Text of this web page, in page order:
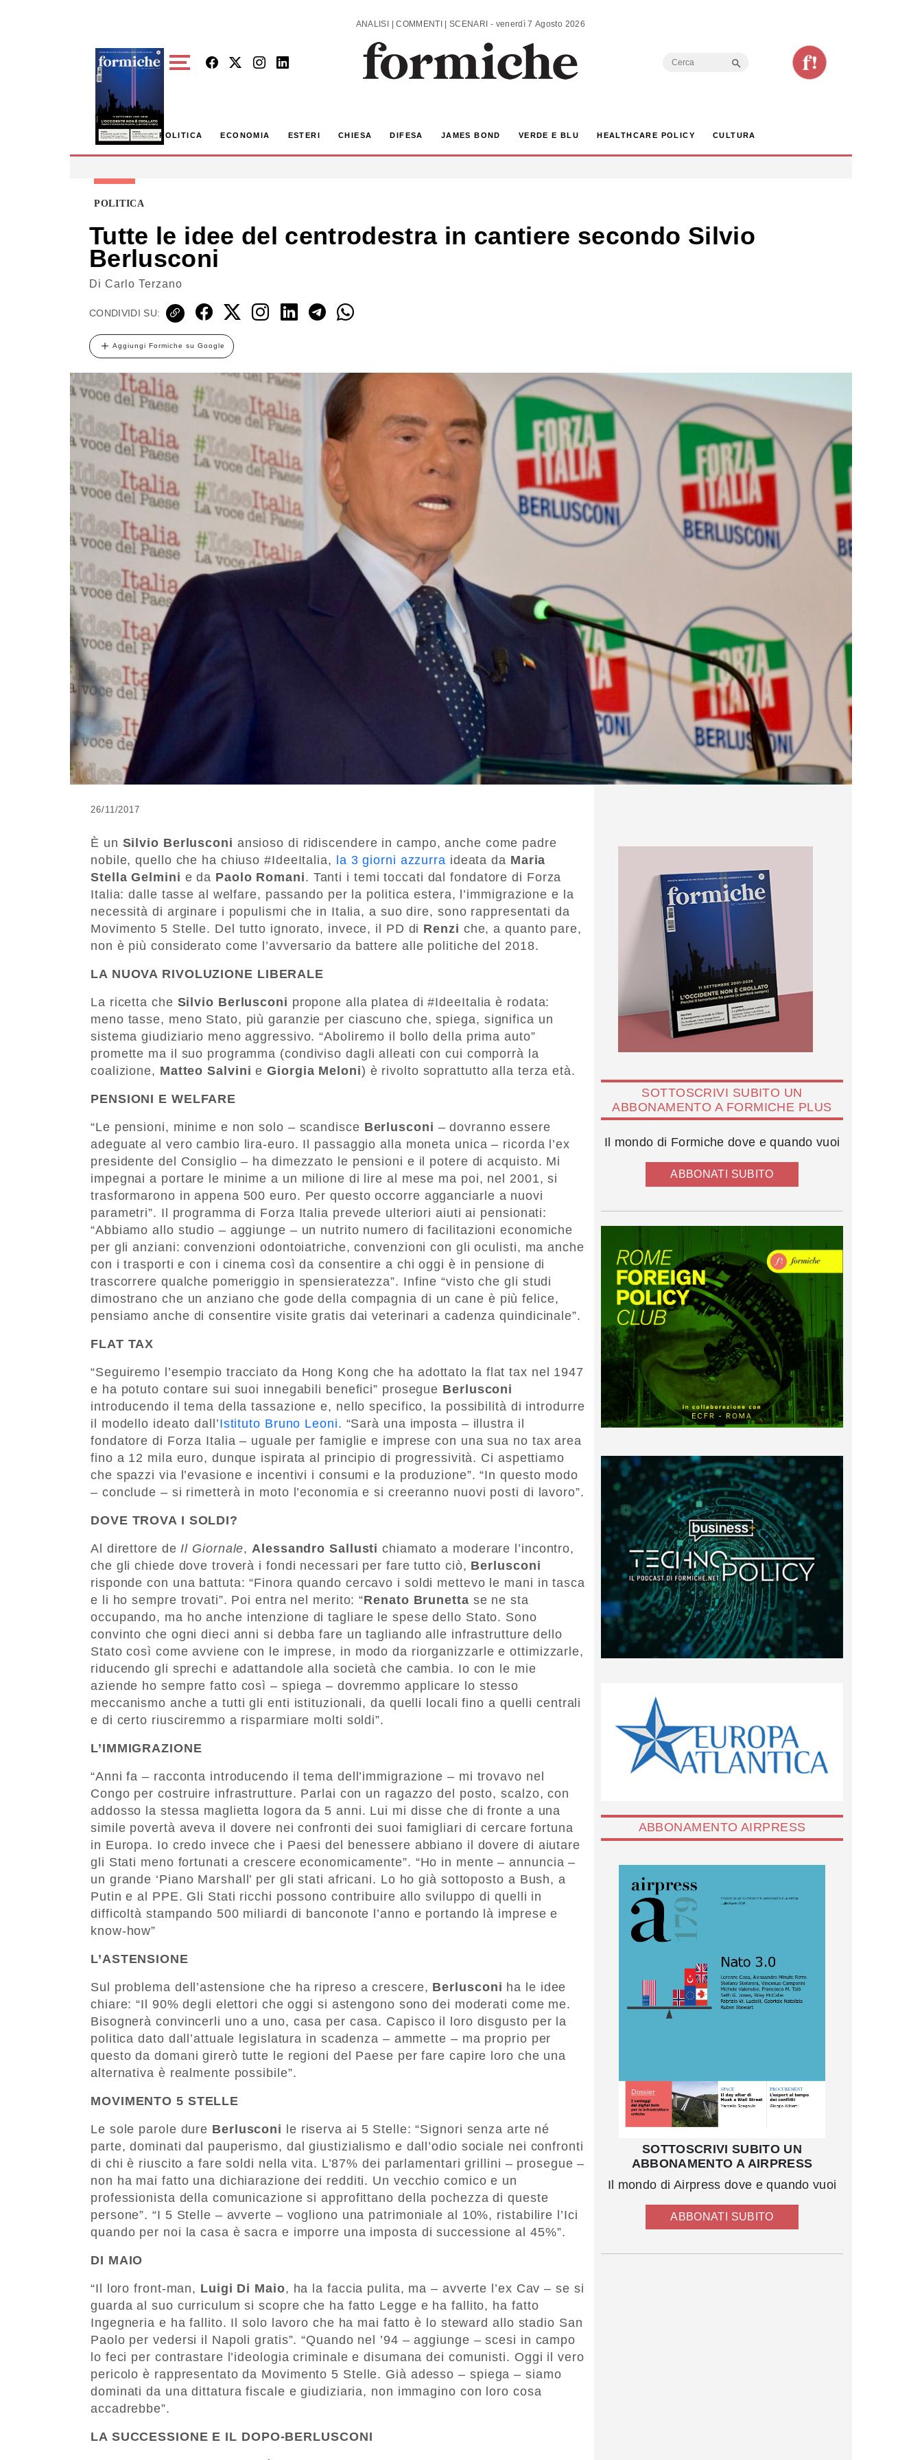
ANALISI | COMMENTI | SCENARI - venerdì 7 Agosto 2026
Search
POLITICA ECONOMIA ESTERI CHIESA DIFESA JAMES BOND VERDE E BLU HEALTHCARE POLICY CULTURA
POLITICA
Tutte le idee del centrodestra in cantiere secondo Silvio
Berlusconi
Di Carlo Terzano
CONDIVIDI SU:
Aggiungi Formiche su Google
26/11/2017
È un Silvio Berlusconi ansioso di ridiscendere in campo, anche come padre
nobile, quello che ha chiuso #IdeeItalia, la 3 giorni azzurra ideata da Maria
Stella Gelmini e da Paolo Romani. Tanti i temi toccati dal fondatore di Forza
Italia: dalle tasse al welfare, passando per la politica estera, l’immigrazione e la
necessità di arginare i populismi che in Italia, a suo dire, sono rappresentati da
Movimento 5 Stelle. Del tutto ignorato, invece, il PD di Renzi che, a quanto pare,
non è più considerato come l’avversario da battere alle politiche del 2018.
LA NUOVA RIVOLUZIONE LIBERALE
La ricetta che Silvio Berlusconi propone alla platea di #IdeeItalia è rodata:
meno tasse, meno Stato, più garanzie per ciascuno che, spiega, significa un
sistema giudiziario meno aggressivo. “Aboliremo il bollo della prima auto”
promette ma il suo programma (condiviso dagli alleati con cui comporrà la
coalizione, Matteo Salvinie Giorgia Meloni) è rivolto soprattutto alla terza età.
PENSIONI E WELFARE
“Le pensioni, minime e non solo – scandisce Berlusconi – dovranno essere
adeguate al vero cambio lira-euro. Il passaggio alla moneta unica – ricorda l’ex
presidente del Consiglio – ha dimezzato le pensioni e il potere di acquisto. Mi
impegnai a portare le minime a un milione di lire al mese ma poi, nel 2001, si
trasformarono in appena 500 euro. Per questo occorre agganciarle a nuovi
parametri”. Il programma di Forza Italia prevede ulteriori aiuti ai pensionati:
“Abbiamo allo studio – aggiunge – un nutrito numero di facilitazioni economiche
per gli anziani: convenzioni odontoiatriche, convenzioni con gli oculisti, ma anche
con i trasporti e con i cinema così da consentire a chi oggi è in pensione di
trascorrere qualche pomeriggio in spensieratezza”. Infine “visto che gli studi
dimostrano che un anziano che gode della compagnia di un cane è più felice,
pensiamo anche di consentire visite gratis dai veterinari a cadenza quindicinale”.
FLAT TAX
“Seguiremo l’esempio tracciato da Hong Kong che ha adottato la flat tax nel 1947
e ha potuto contare sui suoi innegabili benefici” prosegue Berlusconi
introducendo il tema della tassazione e, nello specifico, la possibilità di introdurre
il modello ideato dall’Istituto Bruno Leoni. “Sarà una imposta – illustra il
fondatore di Forza Italia – uguale per famiglie e imprese con una sua no tax area
fino a 12 mila euro, dunque ispirata al principio di progressività. Ci aspettiamo
che spazzi via l’evasione e incentivi i consumi e la produzione”. “In questo modo
– conclude – si rimetterà in moto l’economia e si creeranno nuovi posti di lavoro”.
DOVE TROVA I SOLDI?
Al direttore de Il Giornale, Alessandro Sallusti chiamato a moderare l’incontro,
che gli chiede dove troverà i fondi necessari per fare tutto ciò, Berlusconi
risponde con una battuta: “Finora quando cercavo i soldi mettevo le mani in tasca
e li ho sempre trovati”. Poi entra nel merito: “Renato Brunetta se ne sta
occupando, ma ho anche intenzione di tagliare le spese dello Stato. Sono
convinto che ogni dieci anni si debba fare un tagliando alle infrastrutture dello
Stato così come avviene con le imprese, in modo da riorganizzarle e ottimizzarle,
riducendo gli sprechi e adattandole alla società che cambia. Io con le mie
aziende ho sempre fatto così – spiega – dovremmo applicare lo stesso
meccanismo anche a tutti gli enti istituzionali, da quelli locali fino a quelli centrali
e di certo riusciremmo a risparmiare molti soldi”.
L’IMMIGRAZIONE
“Anni fa – racconta introducendo il tema dell’immigrazione – mi trovavo nel
Congo per costruire infrastrutture. Parlai con un ragazzo del posto, scalzo, con
addosso la stessa maglietta logora da 5 anni. Lui mi disse che di fronte a una
simile povertà aveva il dovere nei confronti dei suoi famigliari di cercare fortuna
in Europa. Io credo invece che i Paesi del benessere abbiano il dovere di aiutare
gli Stati meno fortunati a crescere economicamente”. “Ho in mente – annuncia –
un grande ‘Piano Marshall’ per gli stati africani. Lo ho già sottoposto a Bush, a
Putin e al PPE. Gli Stati ricchi possono contribuire allo sviluppo di quelli in
difficoltà stampando 500 miliardi di banconote l’anno e portando là imprese e
know-how”
L’ASTENSIONE
Sul problema dell’astensione che ha ripreso a crescere, Berlusconi ha le idee
chiare: “Il 90% degli elettori che oggi si astengono sono dei moderati come me.
Bisognerà convincerli uno a uno, casa per casa. Capisco il loro disgusto per la
politica dato dall’attuale legislatura in scadenza – ammette – ma proprio per
questo da domani girerò tutte le regioni del Paese per fare capire loro che una
alternativa è realmente possibile”.
MOVIMENTO 5 STELLE
Le sole parole dure Berlusconi le riserva ai 5 Stelle: “Signori senza arte né
parte, dominati dal pauperismo, dal giustizialismo e dall’odio sociale nei confronti
di chi è riuscito a fare soldi nella vita. L’87% dei parlamentari grillini – prosegue –
non ha mai fatto una dichiarazione dei redditi. Un vecchio comico e un
professionista della comunicazione si approfittano della pochezza di queste
persone”. “I 5 Stelle – avverte – vogliono una patrimoniale al 10%, ristabilire l’Ici
quando per noi la casa è sacra e imporre una imposta di successione al 45%”.
DI MAIO
“Il loro front-man, Luigi Di Maio, ha la faccia pulita, ma – avverte l’ex Cav – se si
guarda al suo curriculum si scopre che ha fatto Legge e ha fallito, ha fatto
Ingegneria e ha fallito. Il solo lavoro che ha mai fatto è lo steward allo stadio San
Paolo per vedersi il Napoli gratis”. “Quando nel ’94 – aggiunge – scesi in campo
lo feci per contrastare l’ideologia criminale e disumana dei comunisti. Oggi il vero
pericolo è rappresentato da Movimento 5 Stelle. Già adesso – spiega – siamo
dominati da una dittatura fiscale e giudiziaria, non immagino con loro cosa
accadrebbe”.
LA SUCCESSIONE E IL DOPO-BERLUSCONI
SOTTOSCRIVI SUBITO UN
ABBONAMENTO A FORMICHE PLUS
Il mondo di Formiche dove e quando vuoi
ABBONATI SUBITO
ABBONAMENTO AIRPRESS
SOTTOSCRIVI SUBITO UN
ABBONAMENTO A AIRPRESS
Il mondo di Airpress dove e quando vuoi
ABBONATI SUBITO